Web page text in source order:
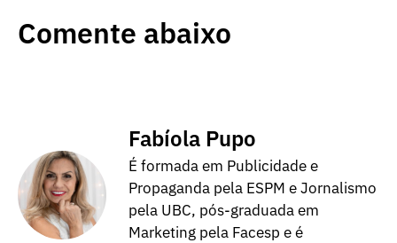
Comente abaixo
Fabíola Pupo
É formada em Publicidade e
Propaganda pela ESPM e Jornalismo
pela UBC, pós-graduada em
Marketing pela Facesp e é